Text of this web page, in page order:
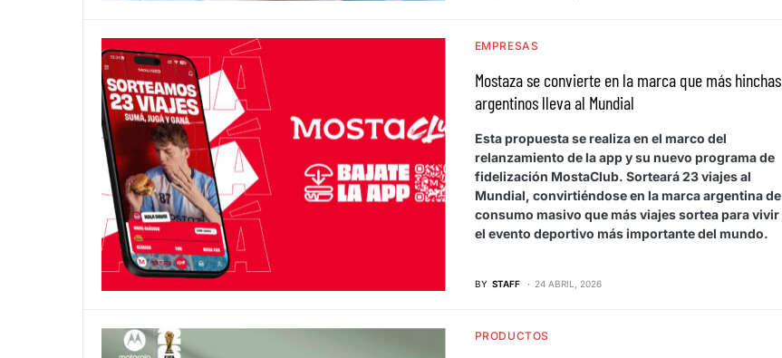
EMPRESAS
Mostaza se convierte en la marca que más hinchas
argentinos lleva al Mundial
Esta propuesta se realiza en el marco del
relanzamiento de la app y su nuevo programa de
fidelización MostaClub. Sorteará 23 viajes al
Mundial, convirtiéndose en la marca argentina de
consumo masivo que más viajes sortea para vivir
el evento deportivo más importante del mundo.
BY STAFF 24 ABRIL, 2026
PRODUCTOS